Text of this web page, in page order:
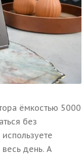
ёмкостью 5000
без
весь день. А